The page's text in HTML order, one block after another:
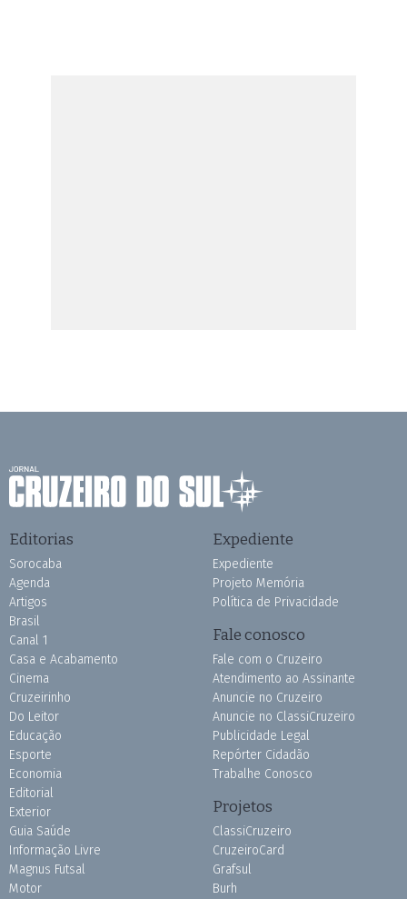
Editorias
Sorocaba
Agenda
Artigos
Brasil
Canal 1
Casa e Acabamento
Cinema
Cruzeirinho
Do Leitor
Educação
Esporte
Economia
Editorial
Exterior
Guia Saúde
Informação Livre
Magnus Futsal
Motor
Expediente
Expediente
Projeto Memória
Política de Privacidade
Fale conosco
Fale com o Cruzeiro
Atendimento ao Assinante
Anuncie no Cruzeiro
Anuncie no ClassiCruzeiro
Publicidade Legal
Repórter Cidadão
Trabalhe Conosco
Projetos
ClassiCruzeiro
CruzeiroCard
Grafsul
Burh